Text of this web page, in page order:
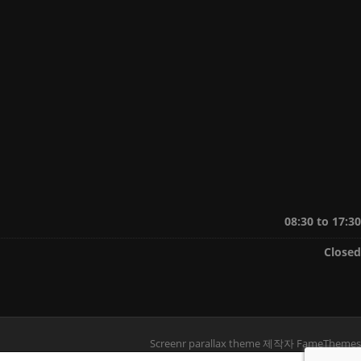
08:30 to 17:30
Closed
Screenr parallax theme제작자 FameThemes